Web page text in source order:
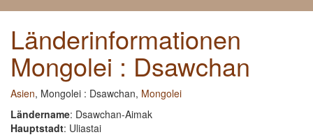
Länderinformationen
Mongolei : Dsawchan
Asien, Mongolei : Dsawchan, Mongolei
Ländername: Dsawchan-Aimak
Hauptstadt: Uliastai